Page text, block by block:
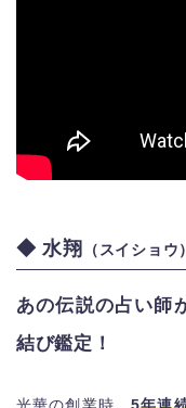
◆ 水翔 （スイショウ）
あの伝説の占い師
結び鑑定！